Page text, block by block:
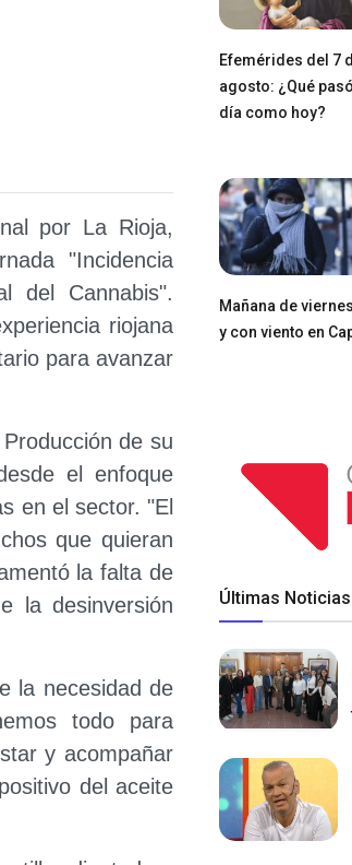
por La Rioja,
"Incidencia
del Cannabis".
riojana
para avanzar
de su
el enfoque
en el sector. "El
que quieran
la falta de
la desinversión
la necesidad de
todo para
y acompañar
del aceite
Efemérides del 7
agosto: ¿Qué
día como hoy?
Mañana de
y con viento en
Últimas Noticias